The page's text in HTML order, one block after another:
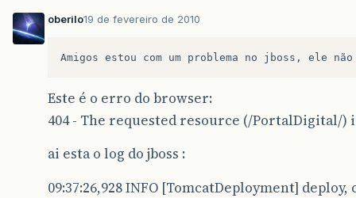
oberilo19 de fevereiro de 2010
Este é o erro do browser:
404 - The requested resource (/PortalDigital/)
ai esta o log do jboss :
09:37:26,928 INFO [TomcatDeployment]